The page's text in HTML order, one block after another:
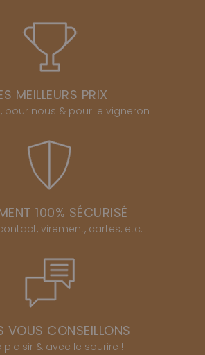
MEILLEURS PRIX
pour nous & pour le vigneron
100% SÉCURISÉ
virement, cartes, etc.
VOUS CONSEILLONS
plaisir & avec le sourire !